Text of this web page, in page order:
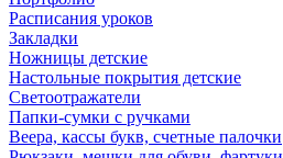
Расписания уроков
Закладки
Ножницы детские
Настольные покрытия детские
Светоотражатели
Папки-сумки с ручками
Веера, кассы букв, счетные палочки